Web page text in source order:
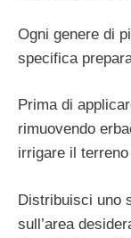
Ogni genere di
specifica
Prima di
rimuovendo
irrigare il
Distribuisci uno
sull’area